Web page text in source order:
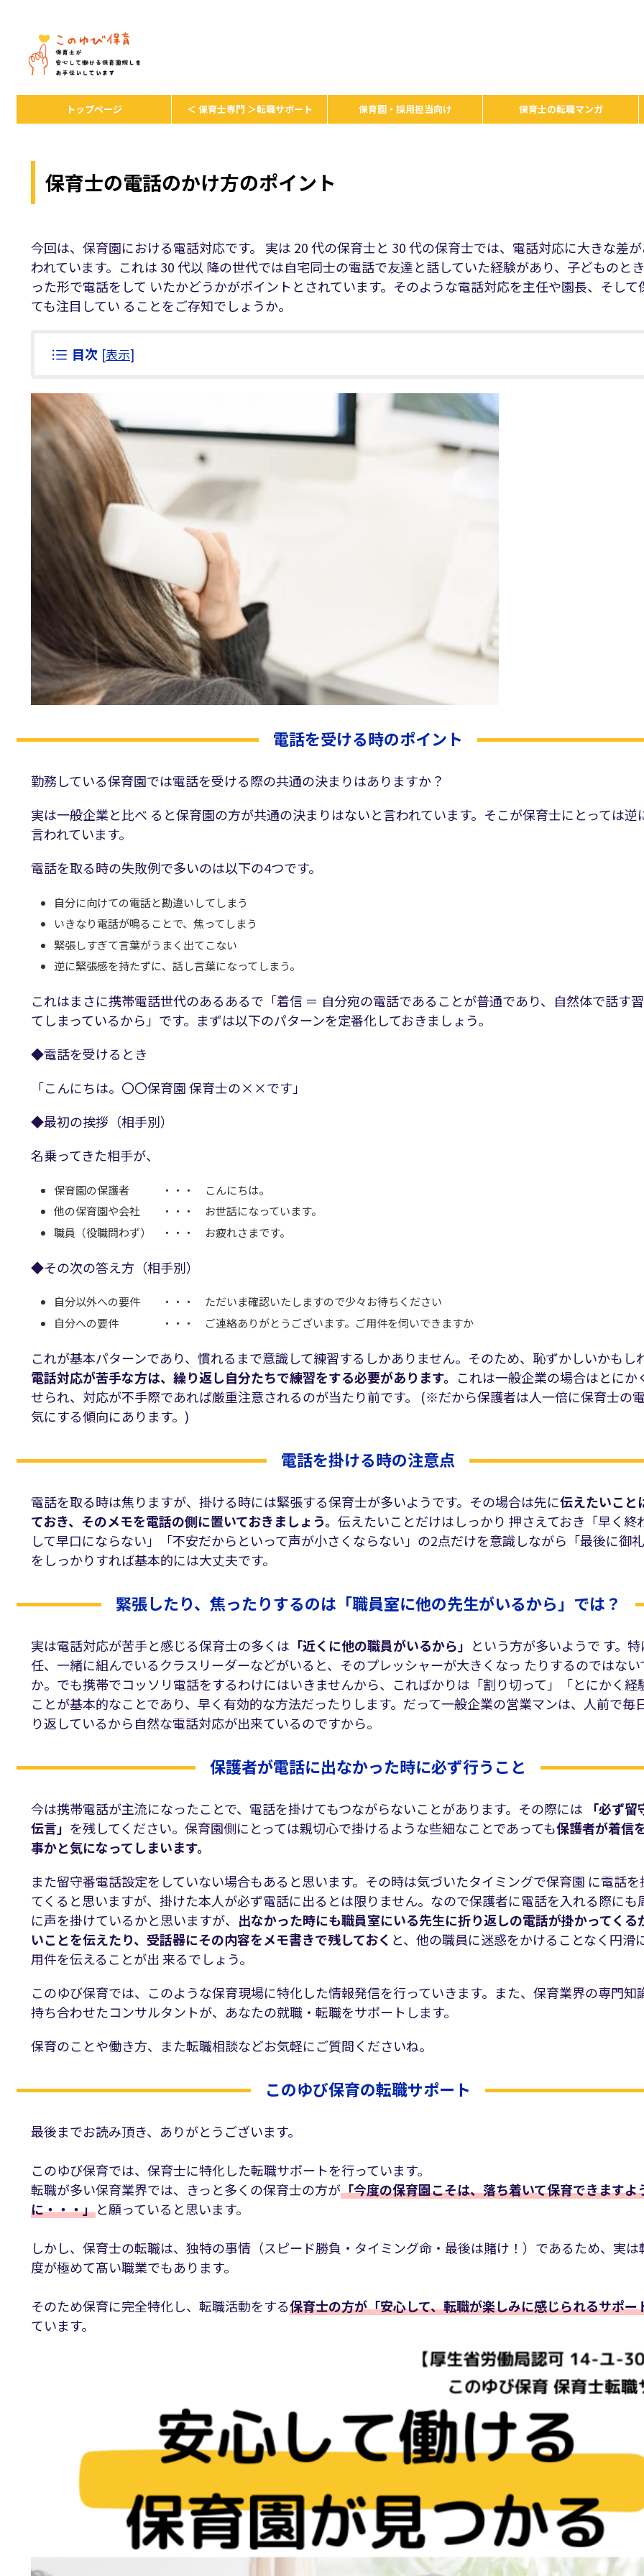
トップページ ＜ 保育士専門 ＞転職サポート 保育園・採用担当向け 保育士の転職マンガ
保育士の電話のかけ方のポイント
今回は、保育園における電話対応です。 実は 20 代の保育士と 30 代の保育士では、電話対応に大きな差
われています。これは 30 代以 降の世代では自宅同士の電話で友達と話していた経験があり、子どものと
った形で電話をして いたかどうかがポイントとされています。そのような電話対応を主任や園長、そして
ても注目してい ることをご存知でしょうか。
目次 [表示]
電話を受ける時のポイント
勤務している保育園では電話を受ける際の共通の決まりはありますか？
実は一般企業と比べ ると保育園の方が共通の決まりはないと言われています。そこが保育士にとっては逆
言われています。
電話を取る時の失敗例で多いのは以下の4つです。
自分に向けての電話と勘違いしてしまう
いきなり電話が鳴ることで、焦ってしまう
緊張しすぎて言葉がうまく出てこない
逆に緊張感を持たずに、話し言葉になってしまう。
これはまさに携帯電話世代のあるあるで「着信 ＝ 自分宛の電話であることが普通であり、自然体で話す
てしまっているから」です。まずは以下のパターンを定番化しておきましょう。
◆電話を受けるとき
「こんにちは。〇〇保育園 保育士の××です」
◆最初の挨拶（相手別）
名乗ってきた相手が、
保育園の保護者 ・・・ こんにちは。
他の保育園や会社 ・・・ お世話になっています。
職員（役職問わず） ・・・ お疲れさまです。
◆その次の答え方（相手別）
自分以外への要件 ・・・ ただいま確認いたしますので少々お待ちください
自分への要件 ・・・ ご連絡ありがとうございます。ご用件を伺いできますか
これが基本パターンであり、慣れるまで意識して練習するしかありません。そのため、恥ずかしいかもし
電話対応が苦手な方は、繰り返し自分たちで練習をする必要があります。 これは一般企業の場合はとにか
せられ、対応が不手際であれば厳重注意されるのが当たり前です。 (※だから保護者は人一倍に保育士の
気にする傾向にあります。)
電話を掛ける時の注意点
電話を取る時は焦りますが、掛ける時には緊張する保育士が多いようです。その場合は先に伝えたいこと
ておき、そのメモを電話の側に置いておきましょう。 伝えたいことだけはしっかり 押さえておき「早く終
して早口にならない」「不安だからといって声が小さくならない」の2点だけを意識しながら「最後に御礼
をしっかりすれば基本的には大丈夫です。
緊張したり、焦ったりするのは「職員室に他の先生がいるから」では？
実は電話対応が苦手と感じる保育士の多くは 「近くに他の職員がいるから」 という方が多いようで す。
任、一緒に組んでいるクラスリーダーなどがいると、そのプレッシャーが大きくなっ たりするのではない
か。でも携帯でコッソリ電話をするわけにはいきませんから、こればかりは「割り切って」「とにかく経
ことが基本的なことであり、早く有効的な方法だったりします。だって一般企業の営業マンは、人前で毎
り返しているから自然な電話対応が出来ているのですから。
保護者が電話に出なかった時に必ず行うこと
今は携帯電話が主流になったことで、電話を掛けてもつながらないことがあります。その際には
「必ず
伝言」 を残してください。保育園側にとっては親切心で掛けるような些細なことであっても保護者が着信
事かと気になってしまいます。
また留守番電話設定をしていない場合もあると思います。その時は気づいたタイミングで保育園 に電話を
てくると思いますが、掛けた本人が必ず電話に出るとは限りません。なので保護者に電話を入れる際にも
に声を掛けているかと思いますが、 出なかった時にも職員室にいる先生に折り返しの電話が掛かってくる
いことを伝えたり、受話器にその内容をメモ書きで残しておく と、他の職員に迷惑をかけることなく円滑
用件を伝えることが出 来るでしょう。
このゆび保育では、このような保育現場に特化した情報発信を行っていきます。また、保育業界の専門知
持ち合わせたコンサルタントが、あなたの就職・転職をサポートします。
保育のことや働き方、また転職相談などお気軽にご質問くださいね。
このゆび保育の転職サポート
最後までお読み頂き、ありがとうございます。
このゆび保育では、保育士に特化した転職サポートを行っています。
転職が多い保育業界では、きっと多くの保育士の方が「今度の保育園こそは、落ち着いて保育できますよ
に・・・」と願っていると思います。
しかし、保育士の転職は、独特の事情（スピード勝負・タイミング命・最後は賭け！）であるため、実は
度が極めて髙い職業でもあります。
そのため保育に完全特化し、転職活動をする保育士の方が「安心して、転職が楽しみに感じられるサポー
ています。